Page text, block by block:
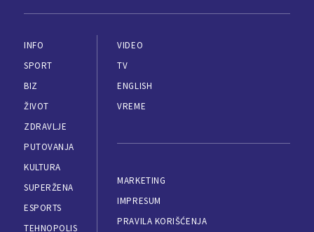
INFO
SPORT
BIZ
ŽIVOT
ZDRAVLJE
PUTOVANJA
KULTURA
SUPERŽENA
ESPORTS
TEHNOPOLIS
VIDEO
TV
ENGLISH
VREME
MARKETING
IMPRESUM
PRAVILA KORIŠĆENJA